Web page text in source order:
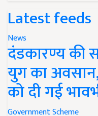
Latest feeds
News
दंडकारण्य की
युग का अवसान,
को दी गई
Government Scheme